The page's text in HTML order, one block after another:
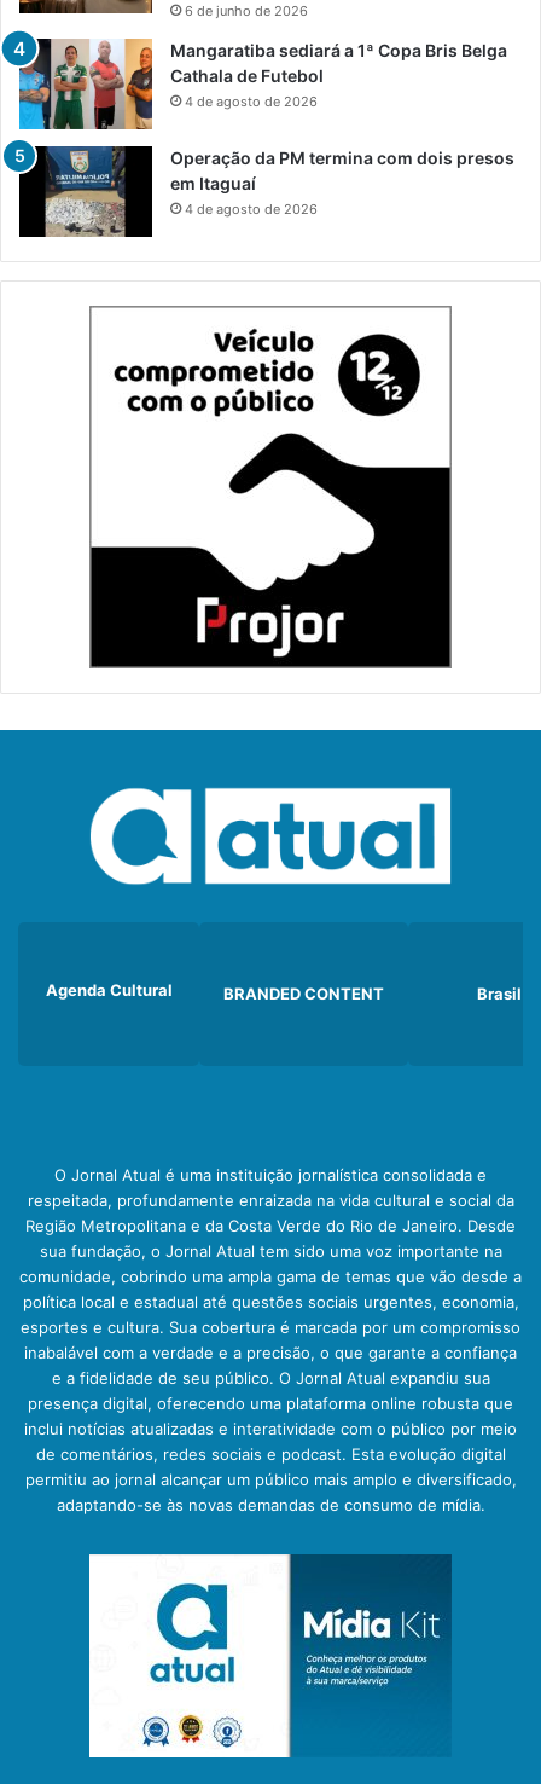
6 de junho de 2026
Mangaratiba sediará a 1ª Copa Bris Belga
Cathala de Futebol
4 de agosto de 2026
Operação da PM termina com dois presos
em Itaguaí
4 de agosto de 2026
Agenda Cultural BRANDED CONTENT Brasil
O Jornal Atual é uma instituição jornalística consolidada e
respeitada, profundamente enraizada na vida cultural e social da
Região Metropolitana e da Costa Verde do Rio de Janeiro. Desde
sua fundação, o Jornal Atual tem sido uma voz importante na
comunidade, cobrindo uma ampla gama de temas que vão desde a
política local e estadual até questões sociais urgentes, economia,
esportes e cultura. Sua cobertura é marcada por um compromisso
inabalável com a verdade e a precisão, o que garante a confiança
e a fidelidade de seu público. O Jornal Atual expandiu sua
presença digital, oferecendo uma plataforma online robusta que
inclui notícias atualizadas e interatividade com o público por meio
de comentários, redes sociais e podcast. Esta evolução digital
permitiu ao jornal alcançar um público mais amplo e diversificado,
adaptando-se às novas demandas de consumo de mídia.